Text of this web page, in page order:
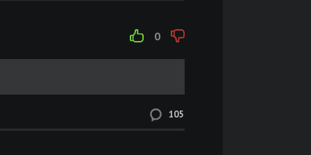
0
105